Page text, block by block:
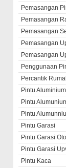
Pemasangan
Pemasangan
Pemasangan
Pemasangan
Pemasangan
Penggunaan
Percantik
Pintu Aluminium
Pintu
Pintu
Pintu Garasi
Pintu Garasi
Pintu Garasi
Pintu Kaca